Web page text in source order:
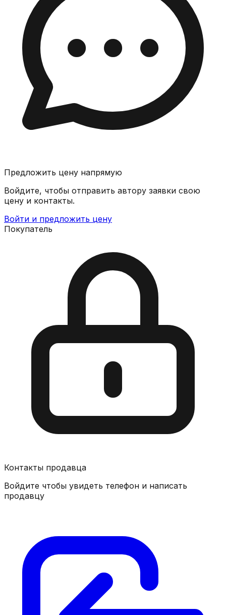
Предложить цену напрямую
Войдите, чтобы отправить автору заявки свою
цену и контакты.
Войти и предложить цену
Покупатель
Контакты продавца
Войдите чтобы увидеть телефон и написать
продавцу